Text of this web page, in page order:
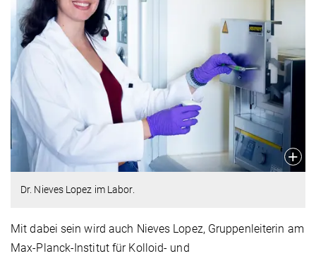
Dr. Nieves Lopez im Labor.
Mit dabei sein wird auch Nieves Lopez, Gruppenleiterin am
Max-Planck-Institut für Kolloid- und